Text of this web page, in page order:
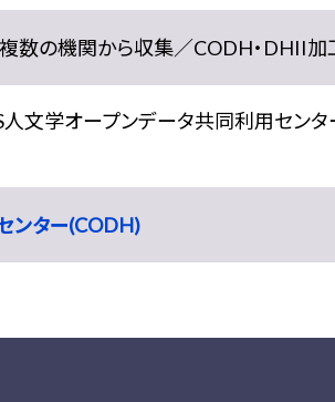
複数の機関から収集／CODH・DHII
文学オープンデータ共同利用セン
ンター(CODH)